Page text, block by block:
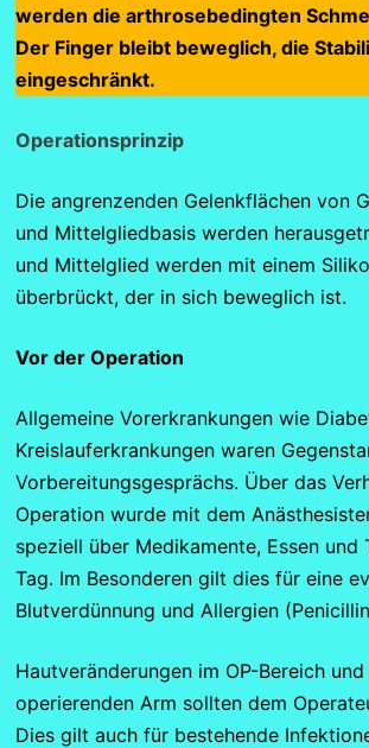
werden die arthrosebedingten
Der Finger bleibt beweglich, die
eingeschränkt.
Operationsprinzip
Die angrenzenden Gelenkflächen von
und Mittelgliedbasis werden
und Mittelglied werden mit einem
überbrückt, der in sich beweglich ist.
Vor der Operation
Allgemeine Vorerkrankungen wie
Kreislauferkrankungen waren
Vorbereitungsgesprächs. Über das
Operation wurde mit dem
speziell über Medikamente, Essen und
Tag. Im Besonderen gilt dies für eine
Blutverdünnung und Allergien
Hautveränderungen im OP-Bereich
operierenden Arm sollten dem
Dies gilt auch für bestehende